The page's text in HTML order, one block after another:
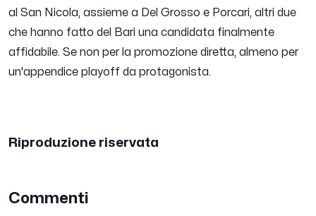
al San Nicola, assieme a Del Grosso e Porcari, altri due
che hanno fatto del Bari una candidata finalmente
affidabile. Se non per la promozione diretta, almeno per
un'appendice playoff da protagonista.
Riproduzione riservata
Commenti